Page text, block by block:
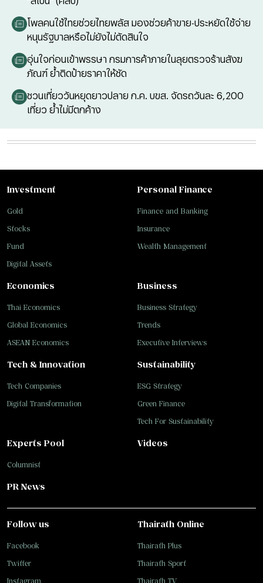
โพลคนใช้ไทยช่วยไทยพลัส มองช่วยค้าขาย-ประหยัดใช้จ่าย
หนุนรัฐบาลหรือไม่ยังไม่ตัดสินใจ
อุ่นใจก่อนเข้าพรรษา กรมการค้าภายในลุยตรวจร้านสังฆ
ภัณฑ์ ย้ำติดป้ายราคาให้ชัด
ชวนเที่ยววันหยุดยาวปลาย ก.ค. บขส. จัดรถวันละ 6,200
เที่ยว ย้ำไม่มีตกค้าง
Investment
Gold
Stocks
Fund
Digital Assets
Personal Finance
Finance and Banking
Insurance
Wealth Management
Business
Business Strategy
Trends
Executive Interviews
Tech & Innovation
Tech Companies
Digital Transformation
Sustainability
ESG Strategy
Green Finance
Tech For Sustainability
Economics
Thai Economics
Global Economics
ASEAN Economics
Experts Pool
Columnist
Videos
PR News
Follow us
Facebook
Twitter
Instagram
Thairath Online
Thairath Plus
Thairath Sport
Thairath TV